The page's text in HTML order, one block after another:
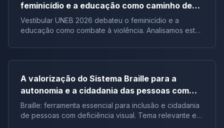
feminicídio e a educação como caminho de
combate à violência
Vestibular UNEB 2026 debateu o feminicídio e a
educação como combate à violência. Analisamos este
para futuras pautas sociais.
A valorização do Sistema Braille para a
autonomia e a cidadania das pessoas com
deficiência visual no Brasil |Tema de redação
Braille: ferramenta essencial para inclusão e cidadania
de pessoas com deficiência visual. Tema relevante em